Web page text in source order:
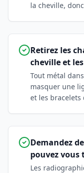
la cheville,
Retirez les
cheville et
Tout métal
masquer une
et les
Demandez
pouvez
Les